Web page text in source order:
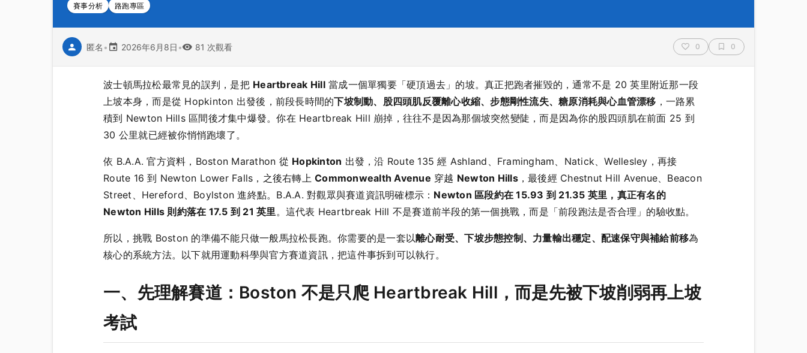
賽事分析 路跑專區
匿名 • 2026年6月8日 • 81 次觀看 0 0
波士頓馬拉松最常見的誤判，是把 Heartbreak Hill當成一個單獨要「硬頂過去」的坡。真正把跑者摧毀的，通常不是 20 英里附近那一段
上坡本身，而是從 Hopkinton 出發後，前段長時間的下坡制動、股四頭肌反覆離心收縮、步態剛性流失、糖原消耗與心血管漂移 ，一路累
積到 Newton Hills 區間後才集中爆發。你在 Heartbreak Hill 崩掉，往往不是因為那個坡突然變陡，而是因為你的股四頭肌在前面 25 到
30 公里就已經被你悄悄跑壞了。
依 B.A.A. 官方資料，Boston Marathon 從 Hopkinton 出發，沿 Route 135 經 Ashland、Framingham、Natick、Wellesley，再接
Route 16 到 Newton Lower Falls，之後右轉上 Commonwealth Avenue 穿越 Newton Hills，最後經 Chestnut Hill Avenue、Beacon
Street、Hereford、Boylston 進終點。B.A.A. 對觀眾與賽道資訊明確標示： Newton 區段約在 15.93 到 21.35 英里，真正有名的
Newton Hills 則約落在 17.5 到 21 英里。這代表 Heartbreak Hill 不是賽道前半段的第一個挑戰，而是「前段跑法是否合理」的驗收點。
所以，挑戰 Boston 的準備不能只做一般馬拉松長跑。你需要的是一套以離心耐受、下坡步態控制、力量輸出穩定、配速保守與補給前移為
核心的系統方法。以下就用運動科學與官方賽道資訊，把這件事拆到可以執行。
一、先理解賽道：Boston 不是只爬 Heartbreak Hill，而是先被下坡削弱再上坡
考試